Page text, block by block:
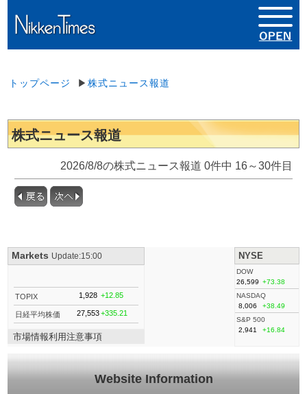
トップページ ▶株式ニュース報道
株式ニュース報道
2026/8/8の株式ニュース報道 0件中 16～30件目
Markets Update:15:00
TOPIX 1,928 +12.85
日経平均株価 27,553+335.21
市場情報利用注意事項
NYSE
DOW
26,599 +73.38
NASDAQ
8,006
+38.49
S&P 500
2,941
+16.84
Website Information